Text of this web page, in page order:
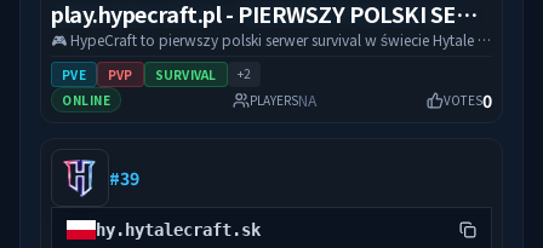
play.hypecraft.pl - PIERWSZY POLSKI SERWER HYTALE SURVIVAL
🎮 HypeCraft to pierwszy polski serwer survival w świecie Hytale 🌍
Otwarty świat, przygoda, eksploracja i prawdziwy klimat ⚔️ PvP
• Survival • MMO • Ekonomia • Działki • Bossy • Eventy •
Aktualizacje 🇵🇱 Tworzone przez graczy dla graczy
PVE PVP SURVIVAL +2
ONLINE
PLAYERSNA VOTES0
#39
hy.hytalecraft.sk